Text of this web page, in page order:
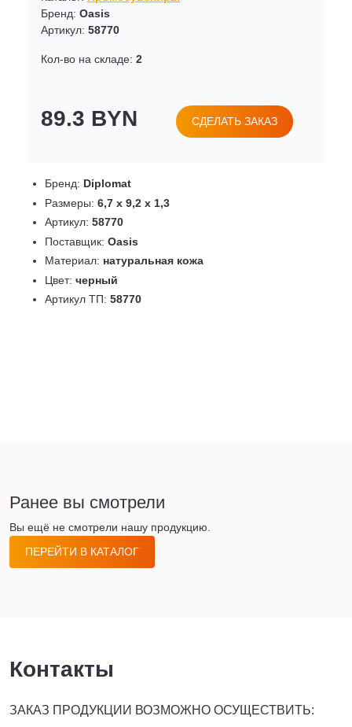
Бренд: Oasis
Артикул: 58770
Кол-во на складе: 2
89.3 BYN СДЕЛАТЬ ЗАКАЗ
Бренд: Diplomat
Размеры: 6,7 х 9,2 х 1,3
Артикул: 58770
Поставщик: Oasis
Материал: натуральная кожа
Цвет: черный
Артикул ТП: 58770
Ранее вы смотрели
Вы ещё не смотрели нашу продукцию.
ПЕРЕЙТИ В КАТАЛОГ
Контакты
ЗАКАЗ ПРОДУКЦИИ ВОЗМОЖНО ОСУЩЕСТВИТЬ: